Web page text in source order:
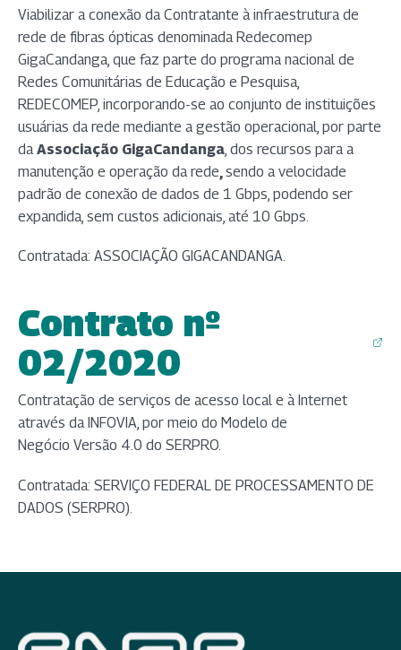
Viabilizar a conexão da Contratante à infraestrutura de
rede de fibras ópticas denominada Redecomep
GigaCandanga, que faz parte do programa nacional de
Redes Comunitárias de Educação e Pesquisa,
REDECOMEP, incorporando-se ao conjunto de instituições
usuárias da rede mediante a gestão operacional, por parte
daAssociação GigaCandanga, dos recursos para a
manutenção e operação da rede,sendo a velocidade
padrão de conexão de dados de 1 Gbps, podendo ser
expandida, sem custos adicionais, até 10 Gbps.
Contratada: ASSOCIAÇÃO GIGACANDANGA.
Contrato nº
02/2020
(abre em nova aba)
Contratação de serviços de acesso local e à Internet
através da INFOVIA, por meio do Modelo de
Negócio Versão 4.0 do SERPRO.
Contratada: SERVIÇO FEDERAL DE PROCESSAMENTO DE
DADOS​ (SERPRO).